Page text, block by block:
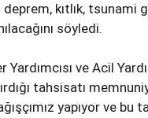
kıtlık,
söyledi.
Yardımcısı ve Acil
tahsisatı
yapıyor ve